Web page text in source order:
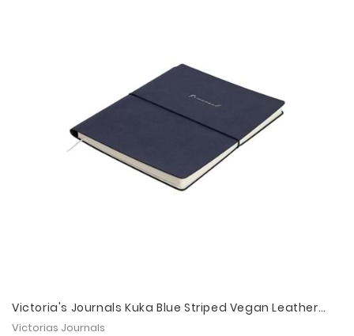
Victoria's Journals Kuka Blue Striped Vegan Leather
Flexible Cover and Elastic 19X25 cm Kahve
Victorias Journals